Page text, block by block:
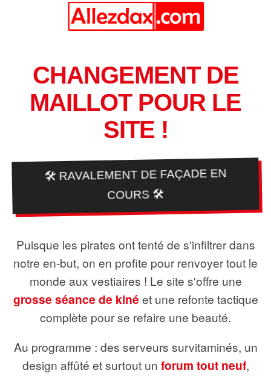
CHANGEMENT DE
MAILLOT POUR LE
SITE !
🛠️ RAVALEMENT DE FAÇADE EN
COURS 🛠️
Puisque les pirates ont tenté de s'infiltrer dans
notre en-but, on en profite pour renvoyer tout le
monde aux vestiaires ! Le site s'offre une
grosse séance de kiné et une refonte tactique
complète pour se refaire une beauté.
Au programme : des serveurs survitaminés, un
design affûté et surtout un forum tout neuf,